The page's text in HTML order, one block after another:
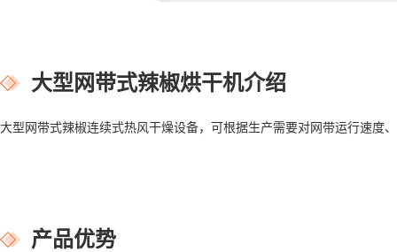
大型网带式辣椒烘干机介绍
大型网带式辣椒连续式热风干燥设备，可根据生产需要对网带运行速度
产品优势